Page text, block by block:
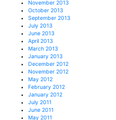
November 2013
October 2013
September 2013
July 2013
June 2013
April 2013
March 2013
January 2013
December 2012
November 2012
May 2012
February 2012
January 2012
July 2011
June 2011
May 2011